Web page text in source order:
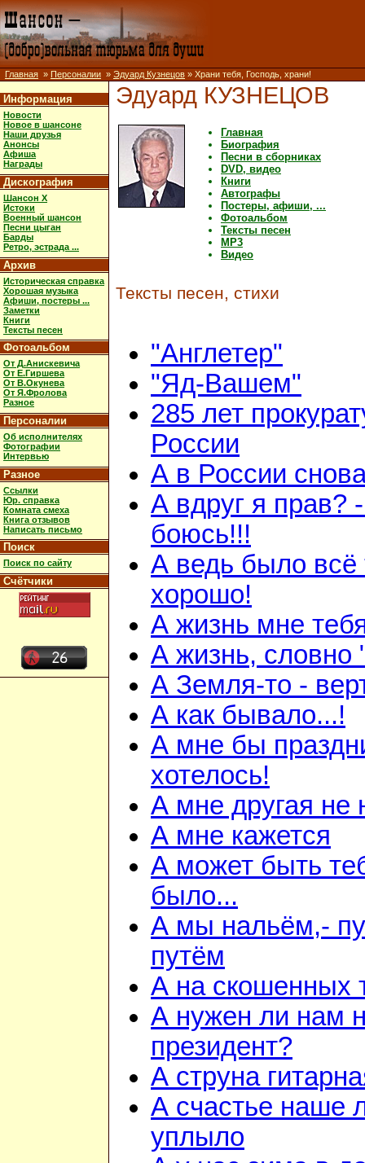
Главная » Персоналии » Эдуард Кузнецов » Храни тебя, Господь, храни!
Информация
Новости
Новое в шансоне
Наши друзья
Анонсы
Афиша
Награды
Дискография
Шансон X
Истоки
Военный шансон
Песни цыган
Барды
Ретро, эстрада ...
Архив
Историческая справка
Хорошая музыка
Афиши, постеры ...
Заметки
Книги
Тексты песен
Фотоальбом
От Д.Анискевича
От Е.Гиршева
От В.Окунева
От Я.Фролова
Разное
Персоналии
Об исполнителях
Фотографии
Интервью
Разное
Ссылки
Юр. справка
Комната смеха
Книга отзывов
Написать письмо
Поиск
Поиск по сайту
Счётчики
Эдуард КУЗНЕЦОВ
Главная
Биография
Песни в сборниках
DVD, видео
Книги
Автографы
Постеры, афиши, ...
Фотоальбом
Тексты песен
MP3
Видео
Тексты песен, стихи
"Англетер"
"Яд-Вашем"
285 лет
России
А в России
А вдруг я прав?
боюсь!!!
А ведь было всё
хорошо!
А жизнь мне
А жизнь, словно
А Земля-то -
А как бывало...!
А мне бы
хотелось!
А мне другая не
А мне кажется
А может быть
было...
А мы нальём,-
путём
А на скошенных
А нужен ли нам
президент?
А струна
А счастье наше
уплыло